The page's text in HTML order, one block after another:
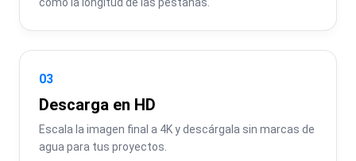
03
Descarga en HD
Escala la imagen final a 4K y descárgala sin marcas de
agua para tus proyectos.